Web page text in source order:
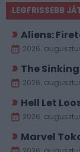
LEGFRISSEBB
Aliens:
2026.
The
2026.
Hell Let
2026.
Marvel